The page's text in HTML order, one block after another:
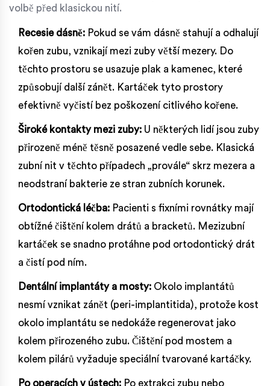
volbě před klasickou nití.
Recesie dásně: Pokud se vám dásně stahují a odhalují
kořen zubu, vznikají mezi zuby větší mezery. Do
těchto prostoru se usazuje plak a kamenec, které
způsobují další zánět. Kartáček tyto prostory
efektivně vyčistí bez poškození citlivého kořene.
Široké kontakty mezi zuby: U některých lidí jsou zuby
přirozeně méně těsně posazené vedle sebe. Klasická
zubní nit v těchto případech „provále“ skrz mezera a
neodstraní bakterie ze stran zubních korunek.
Ortodontická léčba: Pacienti s fixními rovnátky mají
obtížné čištění kolem drátů a bracketů. Mezizubní
kartáček se snadno protáhne pod ortodontický drát
a čistí pod ním.
Dentální implantáty a mosty: Okolo implantátů
nesmí vznikat zánět (peri-implantitida), protože kost
okolo implantátu se nedokáže regenerovat jako
kolem přirozeného zubu. Čištění pod mostem a
kolem pilárů vyžaduje speciální tvarované kartáčky.
Po operacích v ústech: Po extrakci zubu nebo